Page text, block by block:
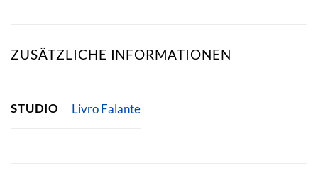
ZUSÄTZLICHE INFORMATIONEN
STUDIO Livro Falante